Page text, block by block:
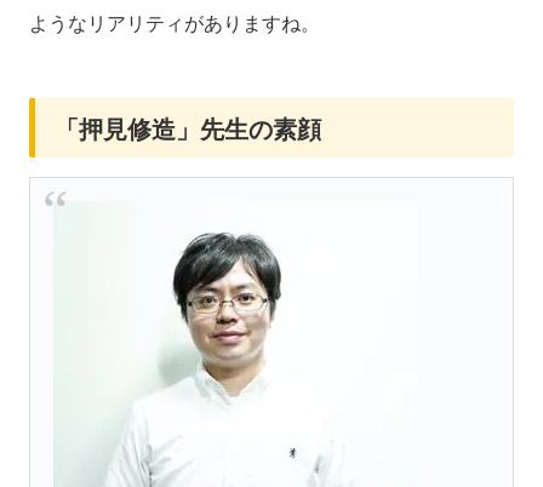
ようなリアリティがありますね。
「押見修造」先生の素顔